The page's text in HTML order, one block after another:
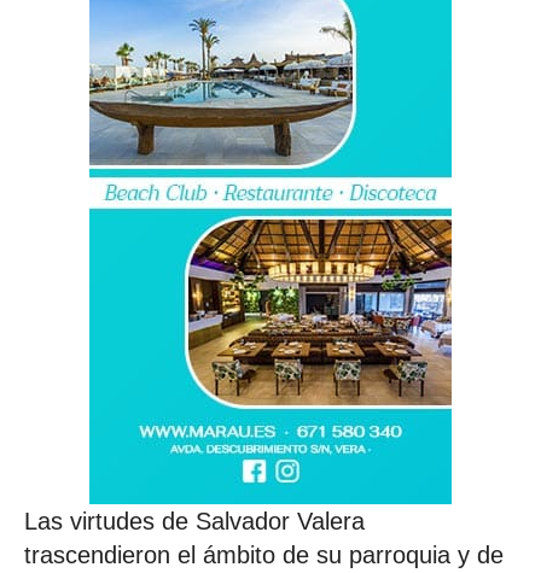
Las virtudes de Salvador Valera
trascendieron el ámbito de su parroquia y de